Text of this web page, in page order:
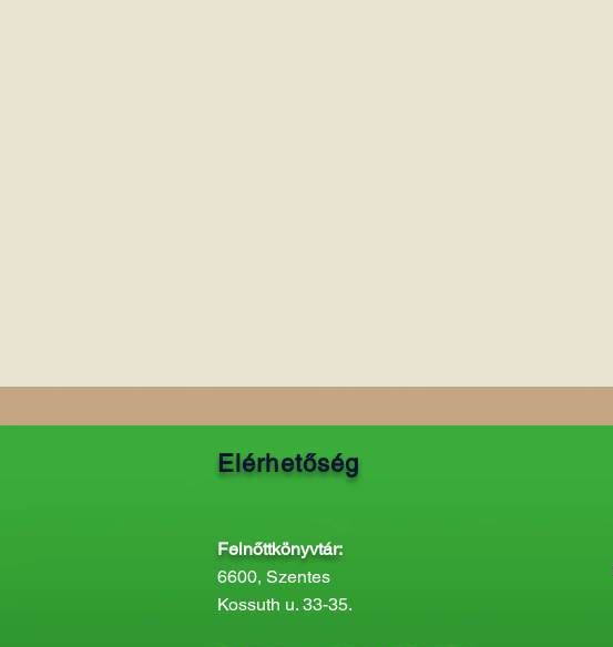
Elérhetőség
Felnőttkönyvtár:
6600, Szentes
Kossuth u. 33-35.